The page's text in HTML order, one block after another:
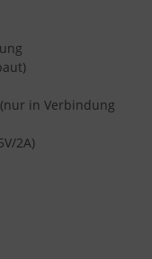
in Verbindung
2A)